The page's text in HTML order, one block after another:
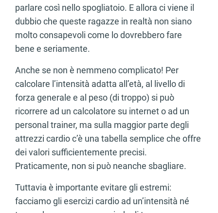
parlare così nello spogliatoio. E allora ci viene il
dubbio che queste ragazze in realtà non siano
molto consapevoli come lo dovrebbero fare
bene e seriamente.
Anche se non è nemmeno complicato! Per
calcolare l’intensità adatta all’età, al livello di
forza generale e al peso (di troppo) si può
ricorrere ad un calcolatore su internet o ad un
personal trainer, ma sulla maggior parte degli
attrezzi cardio c’è una tabella semplice che offre
dei valori sufficientemente precisi.
Praticamente, non si può neanche sbagliare.
Tuttavia è importante evitare gli estremi:
facciamo gli esercizi cardio ad un’intensità né